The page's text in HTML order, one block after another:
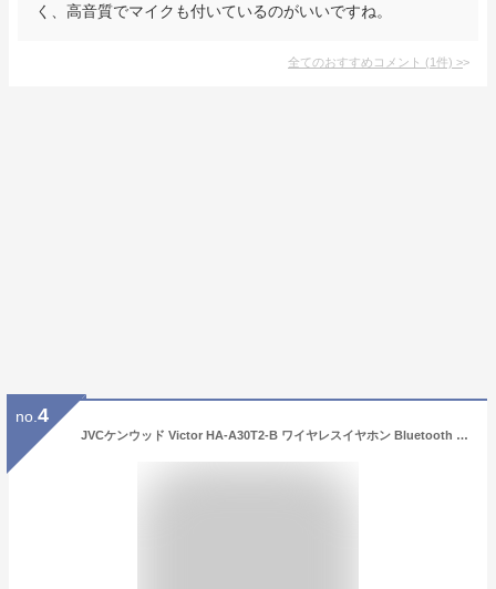
く、高音質でマイクも付いているのがいいですね。
全てのおすすめコメント (1件) >
no. 4
JVCケンウッド Victor HA-A30T2-B ワイヤレスイヤホン Bluetooth Ver.5.3 ノイズキャンセリング アプリ対応 マルチポイント 合計27時間再生 マイク付き 小型 軽量 外音取り込み 防水 ブラック